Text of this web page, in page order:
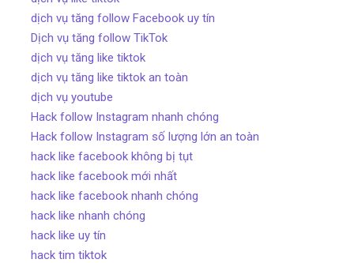
dịch vụ tăng follow Facebook uy tín
Dịch vụ tăng follow TikTok
dịch vụ tăng like tiktok
dịch vụ tăng like tiktok an toàn
dịch vụ youtube
Hack follow Instagram nhanh chóng
Hack follow Instagram số lượng lớn an toàn
hack like facebook không bị tụt
hack like facebook mới nhất
hack like facebook nhanh chóng
hack like nhanh chóng
hack like uy tín
hack tim tiktok